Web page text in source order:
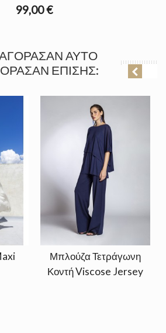
99,00 €
ΑΥΤΌ
ΕΠΊΣΗΣ:
Μπλούζα Τετράγωνη
Κοντή Viscose Jersey